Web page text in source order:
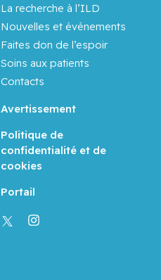
La recherche à l’ILD
Nouvelles et événements
Faites don de l’espoir
Soins aux patients
Contacts
Avertissement
Politique de
confidentialité et de
cookies
Portail